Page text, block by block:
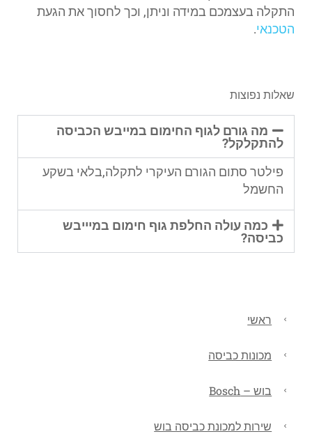
התקלה בעצמכם במידה וניתן, וכך לחסוך את הגעת
הטכנאי.
שאלות נפוצות
מה גורם לגוף החימום במייבש הכביסה
להתקלקל?
פילטר סתום הגורם העיקרי לתקלה,בלאי בשקע
החשמל
כמה עולה החלפת גוף חימום במיייבש
כביסה?
ראשי
מכונות כביסה
בוש – Bosch
שירות למכונת כביסה בוש